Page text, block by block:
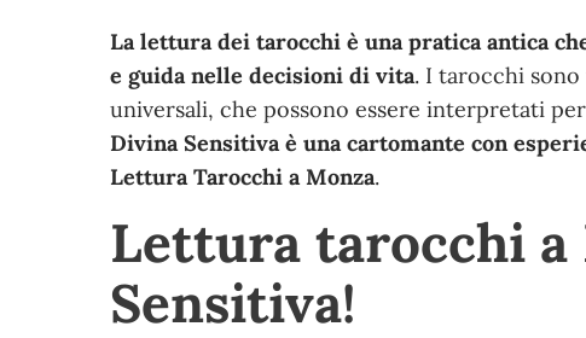
La lettura dei tarocchi è una pratica antica
e guida nelle decisioni di vita. I tarocchi
universali, che possono essere interpretati
Divina Sensitiva è una cartomante con
Lettura Tarocchi a Monza.
Lettura tarocchi a
Sensitiva!